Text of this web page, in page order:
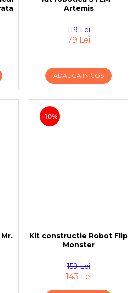
Artemis
119 Lei
79 Lei
ADAUGA IN COS
-10%
Kit constructie Robot Flip
Monster
159 Lei
143 Lei